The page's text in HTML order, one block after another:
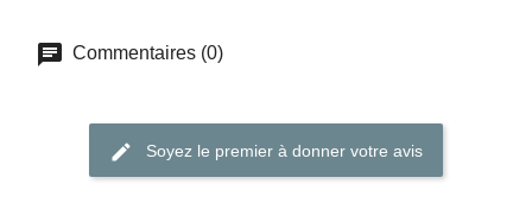
Commentaires (0)
Soyez le premier à donner votre avis